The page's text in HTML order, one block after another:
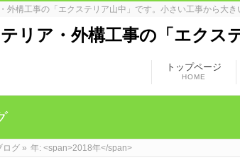
外構工事の「エクステリア山中」です。小さい工事から大
リア・外構工事の「エクス
トップページ
HOME
ログ » 年: <span>2018年</span>